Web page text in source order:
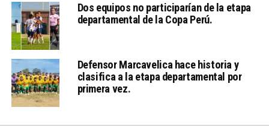
Dos equipos no participarían de la etapa
departamental de la Copa Perú.
Defensor Marcavelica hace historia y
clasifica a la etapa departamental por
primera vez.